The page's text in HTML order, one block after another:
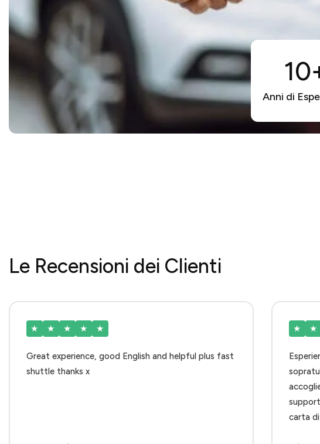
Anni di
Le Recensioni dei Clienti
★ ★ ★ ★ ★
Great experience, good English and helpful plus fast
shuttle thanks x
★ ★
carta